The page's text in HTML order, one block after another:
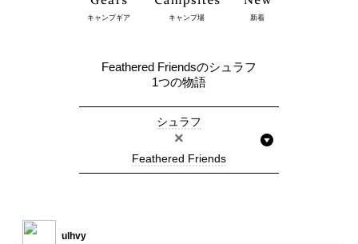
キャンプギア キャンプ場 新着
Feathered Friendsのシュラフ
1つの物語
シュラフ
×
Feathered Friends
ulhvy